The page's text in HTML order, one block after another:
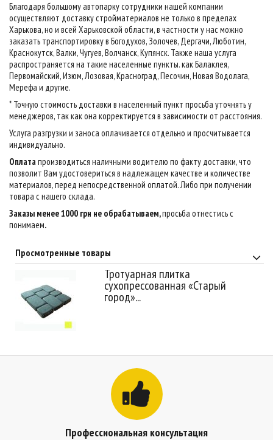
Благодаря большому автопарку сотрудники нашей компании
осуществляют доставку стройматериалов не только в пределах
Харькова, но и всей Харьковской области, в частности у нас можно
заказать транспортировку в Богодухов, Золочев, Дергачи, Люботин,
Краснокутск, Валки, Чугуев, Волчанск, Купянск. Также наша услуга
распространяется на такие населенные пункты. как Балаклея,
Первомайский, Изюм, Лозовая, Красноград, Песочин, Новая Водолага,
Мерефа и другие.
* Точную стоимость доставки в населенный пункт просьба уточнять у
менеджеров, так как она корректируется в зависимости от расстояния.
Услуга разгрузки и заноса оплачивается отдельно и просчитывается
индивидуально.
Оплатапроизводиться наличными водителю по факту доставки, что
позволит Вам удостовериться в надлежащем качестве и количестве
материалов, перед непосредственной оплатой. Либо при получении
товара с нашего склада.
Заказы менее 1000 грн не обрабатываем,просьба отнестись с
понимаем.
Просмотренные товары
Тротуарная плитка
сухопрессованная «Старый
город»...
Профессиональная консультация